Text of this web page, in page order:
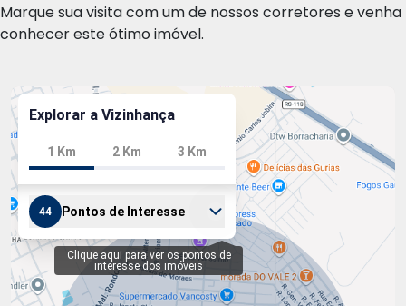
Marque sua visita com um de nossos corretores e venha
conhecer este ótimo imóvel.